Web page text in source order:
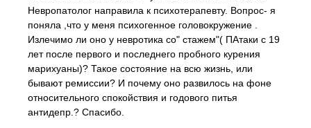
Невропатолог направила к психотерапевту. Вопрос- я
поняла ,что у меня психогенное головокружение .
Излечимо ли оно у невротика со" стажем"( ПАтаки с 19
лет после первого и последнего пробного курения
марихуаны)? Такое состояние на всю жизнь, или
бывают ремиссии? И почему оно развилось на фоне
относительного спокойствия и годового питья
антидепр.? Спасибо.